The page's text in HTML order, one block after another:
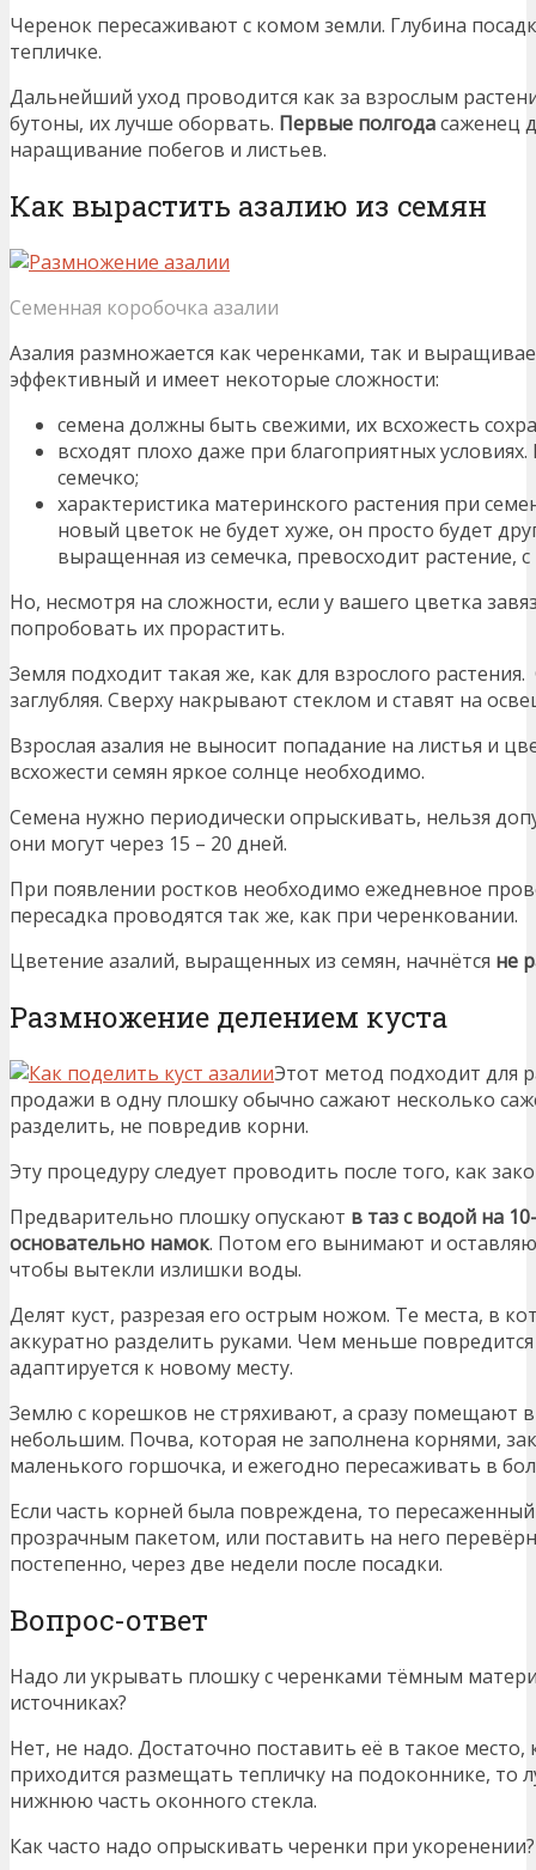
Черенок пересаживают с комом земли. Глубина
тепличке.
Дальнейший уход проводится как за взрослым
бутоны, их лучше оборвать. Первые полгодасаженец
наращивание побегов и листьев.
Как вырастить азалию из семян
Семенная коробочка азалии
Азалия размножается как черенками, так и
эффективный и имеет некоторые сложности:
семена должны быть свежими, их всхожесть
всходят плохо даже при благоприятных
семечко;
характеристика материнского растения при
новый цветок не будет хуже, он просто будет
выращенная из семечка, превосходит растение,
Но, несмотря на сложности, если у вашего цветка
попробовать их прорастить.
Земля подходит такая же, как для взрослого
заглубляя. Сверху накрывают стеклом и ставят на
Взрослая азалия не выносит попадание на листья и
всхожести семян яркое солнце необходимо.
Семена нужно периодически опрыскивать, нельзя
они могут через 15 – 20 дней.
При появлении ростков необходимо ежедневное
пересадка проводятся так же, как при черенковании.
Цветение азалий, выращенных из семян, начнётся не
Размножение делением куста
Этот метод подходит для
продажи в одну плошку обычно сажают несколько
разделить, не повредив корни.
Эту процедуру следует проводить после того, как
Предварительно плошку опускают в таз с водой на
основательно намок. Потом его вынимают и
чтобы вытекли излишки воды.
Делят куст, разрезая его острым ножом. Те места, в
аккуратно разделить руками. Чем меньше
адаптируется к новому месту.
Землю с корешков не стряхивают, а сразу помещают
небольшим. Почва, которая не заполнена корнями,
маленького горшочка, и ежегодно пересаживать в
Если часть корней была повреждена, то
прозрачным пакетом, или поставить на него
постепенно, через две недели после посадки.
Вопрос-ответ
Надо ли укрывать плошку с черенками тёмным
источниках?
Нет, не надо. Достаточно поставить её в такое
приходится размещать тепличку на подоконнике, то
нижнюю часть оконного стекла.
Как часто надо опрыскивать черенки при укоренении?